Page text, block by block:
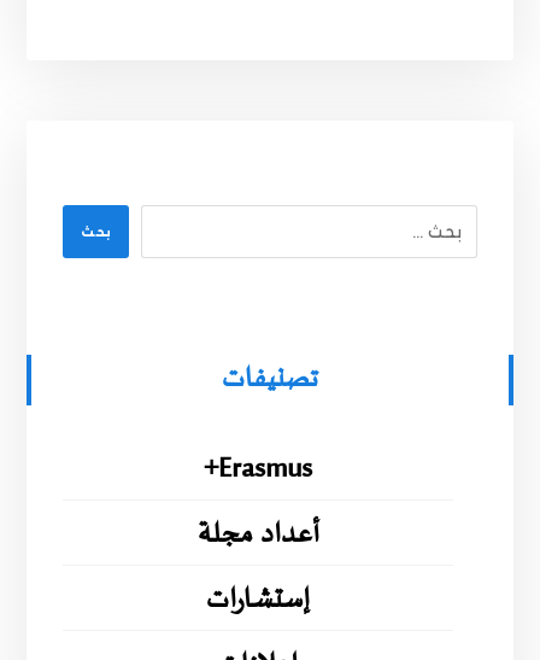
بحث
تصنيفات
Erasmus+
أعداد مجلة
إستشارات